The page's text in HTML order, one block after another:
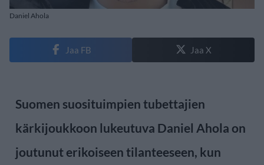
Daniel Ahola
Jaa FB Jaa X
Suomen suosituimpien tubettajien
kärkijoukkoon lukeutuva Daniel Ahola on
joutunut erikoiseen tilanteeseen, kun